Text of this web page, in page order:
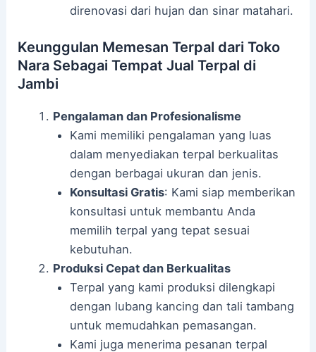
direnovasi dari hujan dan sinar matahari.
Keunggulan Memesan Terpal dari Toko
Nara Sebagai Tempat Jual Terpal di
Jambi
Pengalaman dan Profesionalisme
Kami memiliki pengalaman yang luas
dalam menyediakan terpal berkualitas
dengan berbagai ukuran dan jenis.
Konsultasi Gratis: Kami siap memberikan
konsultasi untuk membantu Anda
memilih terpal yang tepat sesuai
kebutuhan.
Produksi Cepat dan Berkualitas
Terpal yang kami produksi dilengkapi
dengan lubang kancing dan tali tambang
untuk memudahkan pemasangan.
Kami juga menerima pesanan terpal